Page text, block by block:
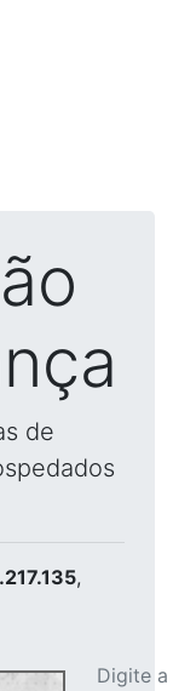
de
,
Digite